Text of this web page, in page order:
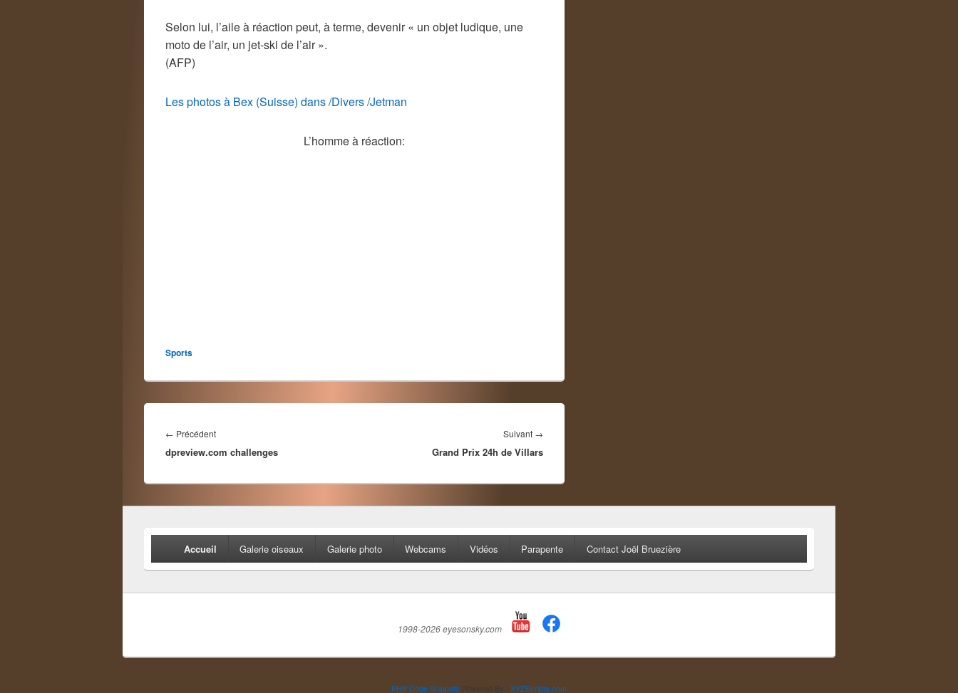
Selon lui, l’aile à réaction peut, à terme, devenir « un objet ludique, une
moto de l’air, un jet-ski de l’air ».
(AFP)
Les photos à Bex (Suisse) dans /Divers /Jetman
L’homme à réaction:
Sports
de
l’article
← PrécédentArticle
précédent :
dpreview.com challenges
Suivant →
suivant :
Grand Prix 24h de Villars
principalAccueil Galerie oiseaux Galerie photo Webcams Vidéos Parapente Contact Joël Bruezière
1998-2026 eyesonsky.com
PHP Code Snippets Powered By : XYZScripts.com